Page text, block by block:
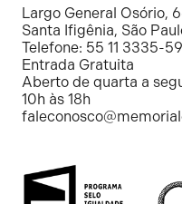
Resistência
Largo General Osório,
Santa Ifigênia, São
Telefone: 55 11 3335-
Entrada Gratuita
Aberto de quarta a
10h às 18h